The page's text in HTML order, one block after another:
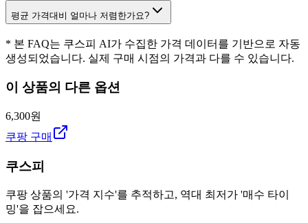
평균 가격대비 얼마나 저렴한가요?
* 본 FAQ는 쿠스피 AI가 수집한 가격 데이터를 기반으로 자동
생성되었습니다. 실제 구매 시점의 가격과 다를 수 있습니다.
이 상품의 다른 옵션
6,300원
쿠팡 구매
쿠스피
쿠팡 상품의 '가격 지수'를 추적하고, 역대 최저가 '매수 타이
밍'을 잡으세요.